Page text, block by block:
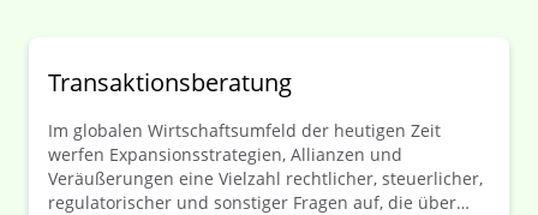
Transaktionsberatung
Im globalen Wirtschaftsumfeld der heutigen Zeit
werfen Expansionsstrategien, Allianzen und
Veräußerungen eine Vielzahl rechtlicher, steuerlicher,
regulatorischer und sonstiger Fragen auf, die über